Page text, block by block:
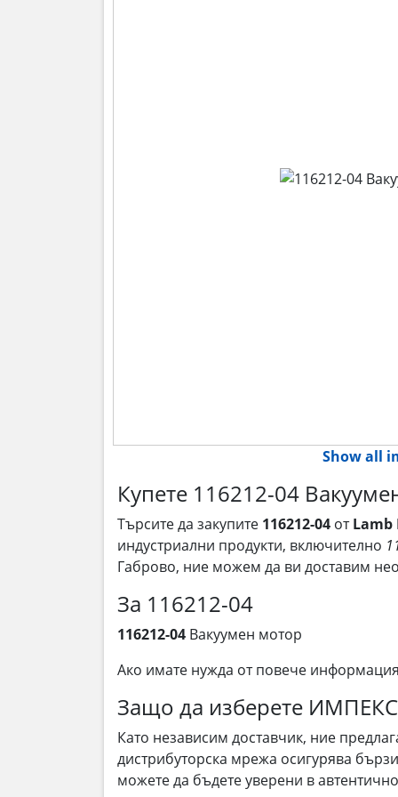
Show all
Купете 116212-04
Търсите да закупите 116212-04 отLamb
индустриални продукти, включително
Габрово, ние можем да ви доставим
За 116212-04
116212-04 Вакуумен мотор
Ако имате нужда от повече
Защо да изберете
Като независим доставчик, ние
дистрибуторска мрежа осигурява
можете да бъдете уверени в